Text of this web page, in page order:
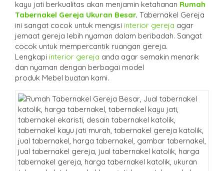
kayu jati berkualitas akan menjamin ketahanan Rumah
Tabernakel Gereja Ukuran Besar. Tabernakel Gereja
ini sangat cocok untuk mengisi interior gereja agar
jemaat gereja lebih nyaman dalam beribadah. Sangat
cocok untuk mempercantik ruangan gereja.
Lengkapi interior gereja anda agar semakin menarik
dan nyaman dengan berbagai model
produk Mebel buatan kami.